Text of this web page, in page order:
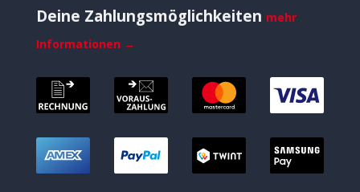
Deine Zahlungsmöglichkeiten mehr
Informationen →